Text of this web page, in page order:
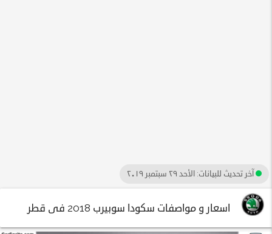
آخر تحديث للبيانات: الأحد ٢٩ سبتمبر ٢٠١٩
اسعار و مواصفات سكودا سوبيرب 2018 فى قطر